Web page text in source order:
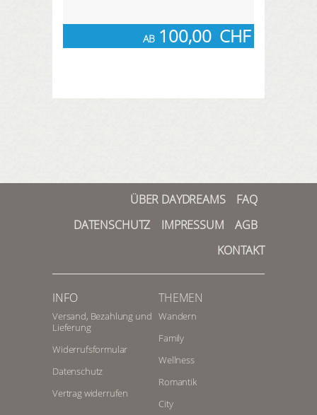
AB100,00 CHF
ÜBER DAYDREAMS
FAQ
DATENSCHUTZ
IMPRESSUM
AGB
KONTAKT
INFO
Versand, Bezahlung und
Lieferung
Widerrufsformular
Datenschutz
Vertrag widerrufen
THEMEN
Wandern
Family
Wellness
Romantik
City